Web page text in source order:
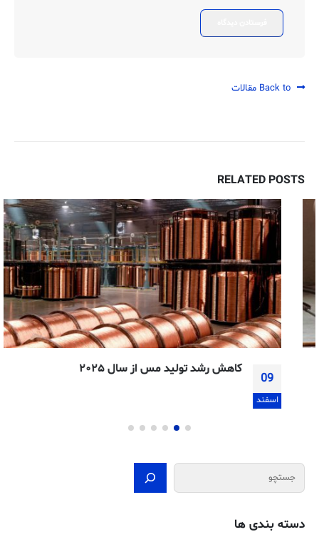
RELATED POSTS
کاهش رشد تولید مس از سال ۲۰۲۵
جستجو
دسته بندی ها